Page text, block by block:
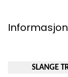
Informasjon
SLANGE